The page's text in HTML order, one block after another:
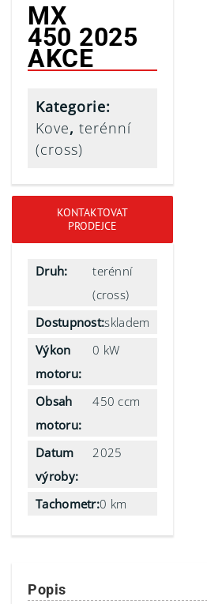
MX
450 2025
AKCE
Kategorie:
Kove, terénní
(cross)
KONTAKTOVAT
PRODEJCE
Druh:
terénní
(cross)
Dostupnost:skladem
Výkon
motoru:
0 kW
Obsah
motoru:
450 ccm
Datum
výroby:
2025
Tachometr:0 km
Popis